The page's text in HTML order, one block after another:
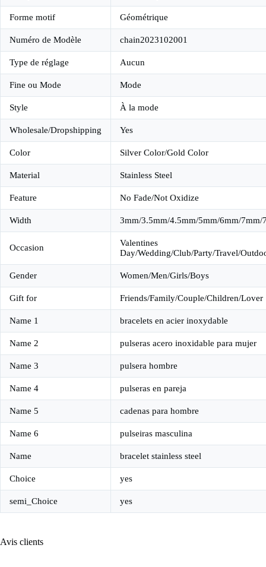
Forme motif Géométrique
Numéro de Modèle chain2023102001
Type de réglage Aucun
Fine ou Mode Mode
Style À la mode
Wholesale/Dropshipping Yes
Color Silver Color/Gold Color
Material Stainless Steel
Feature No Fade/Not Oxidize
Width 3mm/3.5mm/4.5mm/5mm/6mm/7mm/
Occasion
Valentines
Day/Wedding/Club/Party/Travel/
Gender Women/Men/Girls/Boys
Gift for Friends/Family/Couple/Children/Lover
Name 1 bracelets en acier inoxydable
Name 2 pulseras acero inoxidable para mujer
Name 3 pulsera hombre
Name 4 pulseras en pareja
Name 5 cadenas para hombre
Name 6 pulseiras masculina
Name bracelet stainless steel
Choice yes
semi_Choice yes
Avis clients